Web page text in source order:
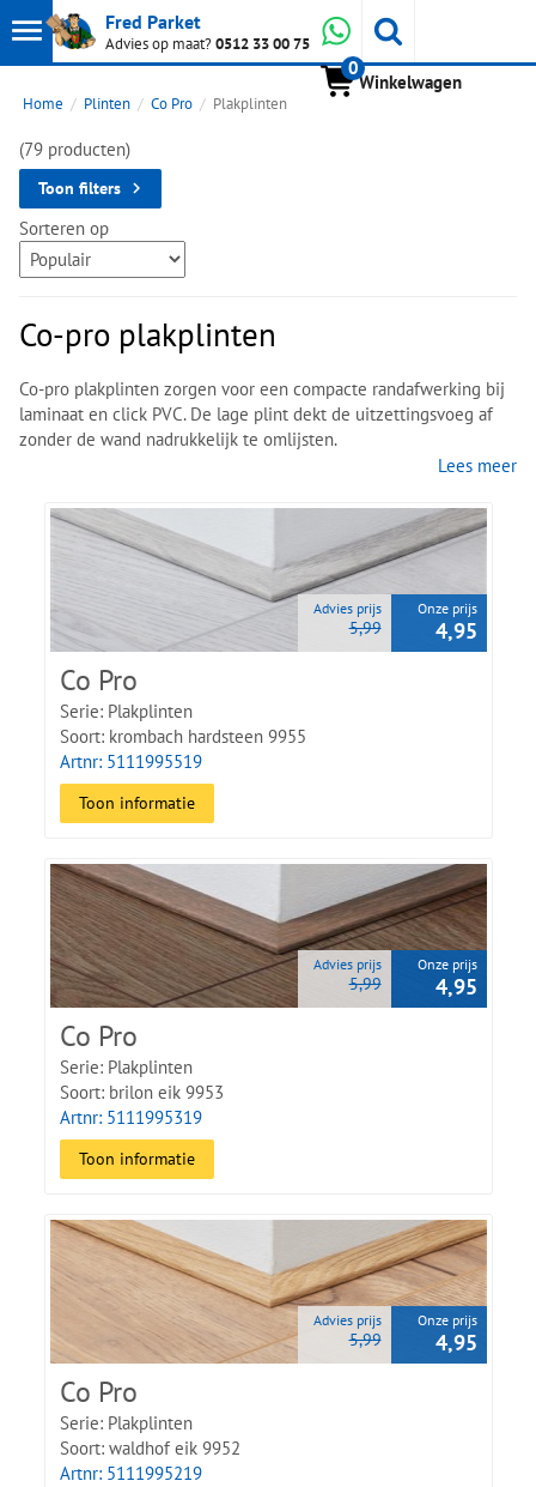
Toon
hoofdmenu
Fred Parket
Advies op maat?0512 33 00 75 Whatsapp
0
Winkelwagen
Home Plinten Co Pro Plakplinten
(79 producten)
Toon filters
Sorteren op
Co-pro plakplinten
Co-pro plakplinten zorgen voor een compacte randafwerking bij
laminaat en click PVC. De lage plint dekt de uitzettingsvoeg af
zonder de wand nadrukkelijk te omlijsten.
aansluiting tussen vloer en wand.
Lees meer
Advies prijs
5,99
Onze prijs
4,95
Co Pro
Serie: Plakplinten
Soort: krombach hardsteen 9955
Artnr: 5111995519
Toon informatie
Advies prijs
5,99
Onze prijs
4,95
Co Pro
Serie: Plakplinten
Soort: brilon eik 9953
Artnr: 5111995319
Toon informatie
Advies prijs
5,99
Onze prijs
4,95
Co Pro
Serie: Plakplinten
Soort: waldhof eik 9952
Artnr: 5111995219